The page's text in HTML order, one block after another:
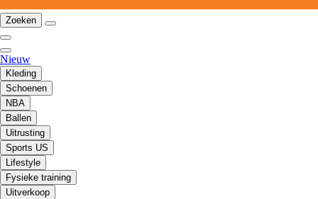
Zoeken
Nieuw
Kleding
Schoenen
NBA
Ballen
Uitrusting
Sports US
Lifestyle
Fysieke training
Uitverkoop